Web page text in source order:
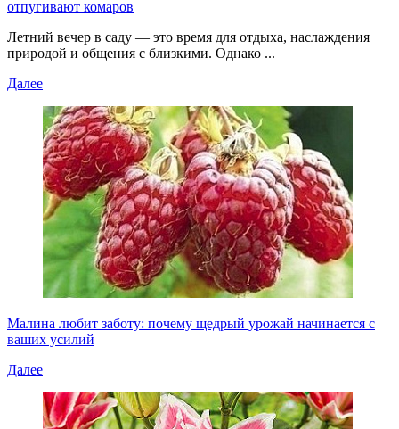
отпугивают комаров
Летний вечер в саду — это время для отдыха, наслаждения
природой и общения с близкими. Однако ...
Далее
Малина любит заботу: почему щедрый урожай начинается с
ваших усилий
Далее